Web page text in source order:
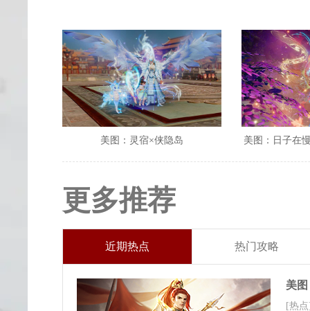
美图：灵宿×侠隐岛 美图：日子在
更多推荐
近期热点 热门攻略
美
[热